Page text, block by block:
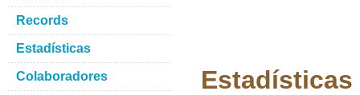
Records
Estadísticas
Colaboradores